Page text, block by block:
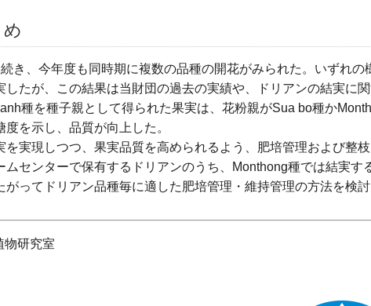
め
き、今年度も同時期に複数の品種の開花がみられた。いずれの
したが、この結果は当財団の過去の実績や、ドリアンの結実に
種を種子親として得られた果実は、花粉親がSua bo種か
度を示し、品質が向上した。
を実現しつつ、果実品質を高められるよう、肥培管理および整
ムセンターで保有するドリアンのうち、Monthong種では結実す
がってドリアン品種毎に適した肥培管理・維持管理の方法を検討
物研究室